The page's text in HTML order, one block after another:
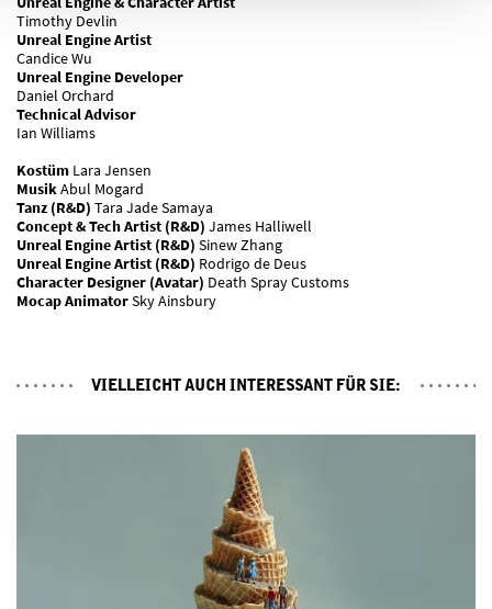
Timothy Devlin
Unreal Engine Artist
Candice Wu
Unreal Engine Developer
Daniel Orchard
Technical Advisor
Ian Williams
Kostüm Lara Jensen
MusikAbul Mogard
Tanz (R&D) Tara Jade Samaya
Concept & Tech Artist (R&D) James Halliwell
Unreal Engine Artist (R&D) Sinew Zhang
Unreal Engine Artist (R&D) Rodrigo de Deus
Character Designer (Avatar) Death Spray Customs
Mocap AnimatorSky Ainsbury
VIELLEICHT AUCH INTERESSANT FÜR SIE: